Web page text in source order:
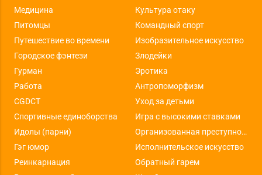
Медицина
Культура отаку
Питомцы
Командный спорт
Путешествие во времени
Изобразительное искусство
Городское фэнтези
Злодейки
Гурман
Эротика
Работа
Антропоморфизм
CGDCT
Уход за детьми
Спортивные единоборства
Игра с высокими ставками
Идолы (парни)
Организованная преступность
Гэг юмор
Исполнительское искусство
Реинкарнация
Обратный гарем